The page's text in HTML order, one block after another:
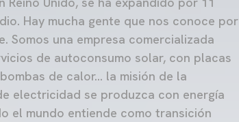
Hay mucha gente que nos conoce por
Somos una empresa comercializada
de autoconsumo solar, con placas
de calor… la misión de la
electricidad se produzca con energía
el mundo entiende como transición